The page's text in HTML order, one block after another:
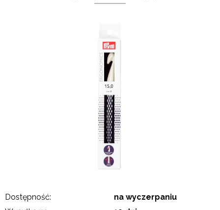
Dostępność:
na wyczerpaniu